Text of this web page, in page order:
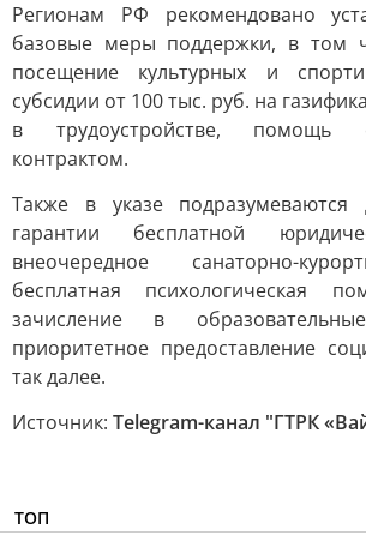
Регионам РФ рекомендовано
базовые меры поддержки, в том
посещение культурных и
субсидии от 100 тыс. руб. на
в трудоустройстве, помощь
контрактом.
Также в указе подразумеваются
гарантии бесплатной
внеочередное санаторно-
бесплатная психологическая
зачисление в
приоритетное предоставление
так далее.
Источник: Telegram-канал "ГТРК
ТОП